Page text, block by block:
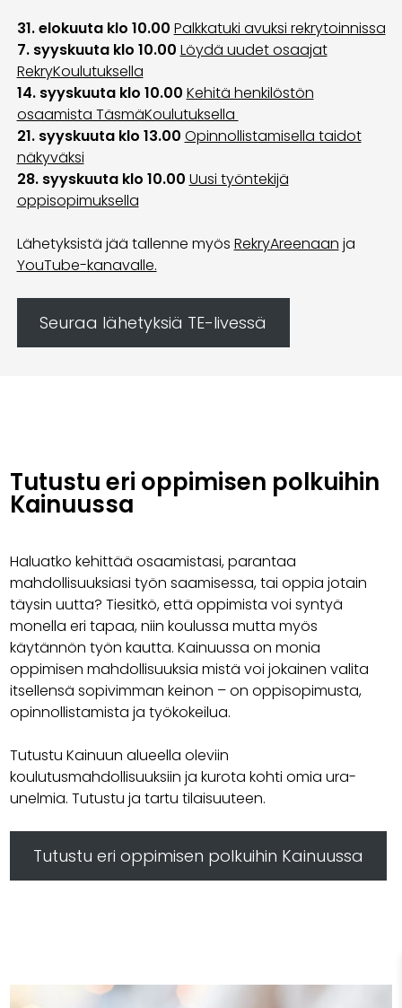
31. elokuuta klo 10.00 Palkkatuki avuksi rekrytoinnissa
7. syyskuuta klo 10.00 Löydä uudet osaajat
RekryKoulutuksella
14. syyskuuta klo 10.00 Kehitä henkilöstön
osaamista TäsmäKoulutuksella
21. syyskuuta klo 13.00 Opinnollistamisella taidot
näkyväksi
28. syyskuuta klo 10.00 Uusi työntekijä
oppisopimuksella
Lähetyksistä jää tallenne myös RekryAreenaan ja
YouTube-kanavalle.
Seuraa lähetyksiä TE-livessä
Tutustu eri oppimisen polkuihin
Kainuussa
Haluatko kehittää osaamistasi, parantaa
mahdollisuuksiasi työn saamisessa, tai oppia jotain
täysin uutta? Tiesitkö, että oppimista voi syntyä
monella eri tapaa, niin koulussa mutta myös
käytännön työn kautta. Kainuussa on monia
oppimisen mahdollisuuksia mistä voi jokainen valita
itsellensä sopivimman keinon – on oppisopimusta,
opinnollistamista ja työkokeilua.
Tutustu Kainuun alueella oleviin
koulutusmahdollisuuksiin ja kurota kohti omia ura-
unelmia. Tutustu ja tartu tilaisuuteen.
Tutustu eri oppimisen polkuihin Kainuussa